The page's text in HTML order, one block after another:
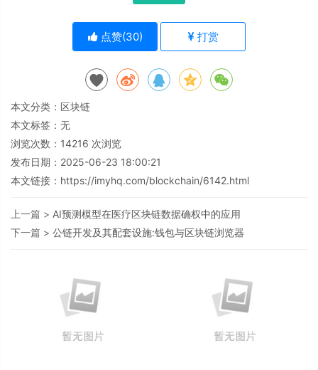
点赞(30) 打赏
本文分类： 区块链
本文标签：无
浏览次数： 14216 次浏览
发布日期：2025-06-23 18:00:21
本文链接： https://imyhq.com/blockchain/6142.html
上一篇 > AI预测模型在医疗区块链数据确权中的应用
下一篇 > 公链开发及其配套设施:钱包与区块链浏览器